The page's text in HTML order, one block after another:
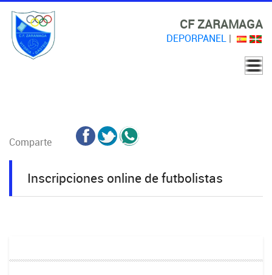
CF ZARAMAGA
DEPORPANEL |
Comparte
Inscripciones online de futbolistas